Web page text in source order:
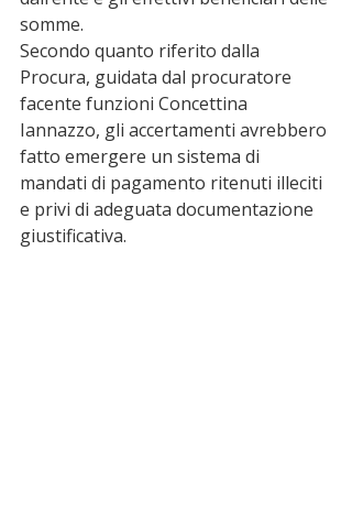
somme.
Secondo quanto riferito dalla
Procura, guidata dal procuratore
facente funzioni Concettina
Iannazzo, gli accertamenti avrebbero
fatto emergere un sistema di
mandati di pagamento ritenuti illeciti
e privi di adeguata documentazione
giustificativa.